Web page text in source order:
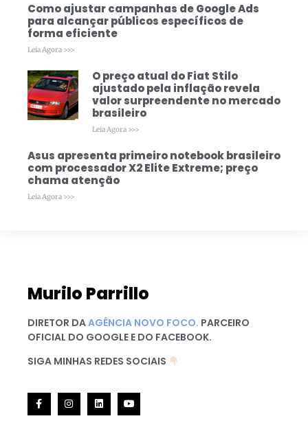
Como ajustar campanhas de Google Ads
para alcançar públicos específicos de
forma eficiente
Leia Agora >>>
O preço atual do Fiat Stilo
ajustado pela inflação revela
valor surpreendente no mercado
brasileiro
Leia Agora >>>
Asus apresenta primeiro notebook brasileiro
com processador X2 Elite Extreme; preço
chama atenção
Leia Agora >>>
Murilo Parrillo
DIRETOR DAAGÊNCIA NOVO FOCO. PARCEIRO
OFICIAL DO GOOGLE E DO FACEBOOK.
SIGA MINHAS REDES SOCIAIS